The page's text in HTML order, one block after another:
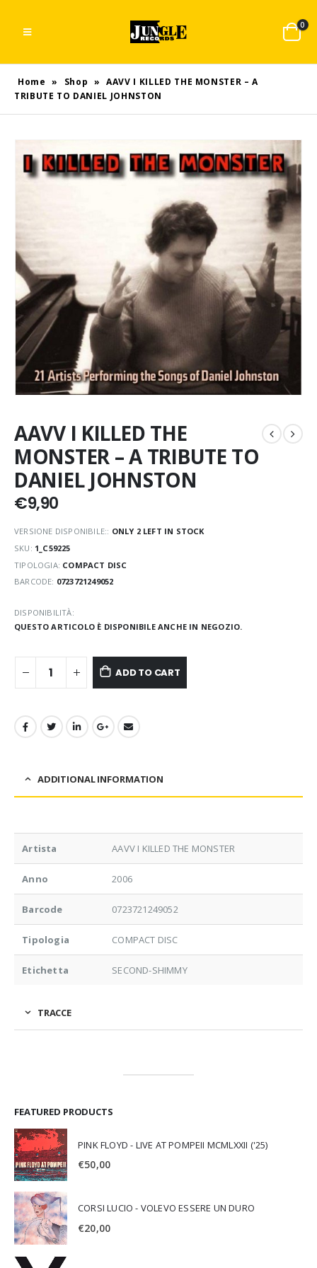
0
Home » Shop » AAVV I KILLED THE MONSTER – A
TRIBUTE TO DANIEL JOHNSTON
AAVV I KILLED THE
MONSTER – A TRIBUTE TO
DANIEL JOHNSTON
€9,90
VERSIONE DISPONIBILE:: ONLY 2 LEFT IN STOCK
SKU: 1_C59225
TIPOLOGIA: COMPACT DISC
BARCODE: 0723721249052
DISPONIBILITÀ:
QUESTO ARTICOLO È DISPONIBILE ANCHE IN NEGOZIO.
ADD TO CART
ADDITIONAL INFORMATION
Artista AAVV I KILLED THE MONSTER
Anno 2006
Barcode 0723721249052
Tipologia COMPACT DISC
Etichetta SECOND-SHIMMY
TRACCE
FEATURED PRODUCTS
PINK FLOYD - LIVE AT POMPEII MCMLXXII ('25)
€50,00
CORSI LUCIO - VOLEVO ESSERE UN DURO
€20,00